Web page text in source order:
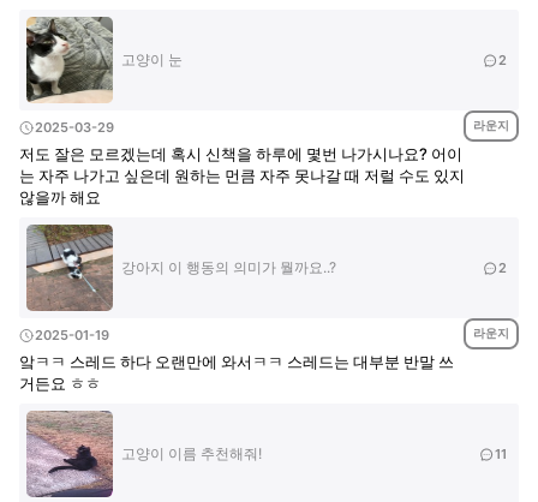
고양이 눈 2
2025-03-29 라운지
저도 잘은 모르겠는데 혹시 신책을 하루에 몇번 나가시나요? 어이
는 자주 나가고 싶은데 원하는 먼큼 자주 못나갈 때 저럴 수도 있지
않을까 해요
강아지 이 행동의 의미가 뭘까요..? 2
2025-01-19 라운지
앜ㅋㅋ 스레드 하다 오랜만에 와서ㅋㅋ 스레드는 대부분 반말 쓰
거든요 ㅎㅎ
고양이 이름 추천해줘! 11